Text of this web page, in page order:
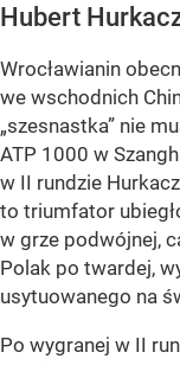
Hubert
Wrocławianin
we wschodnich
„szesnastka” nie
ATP 1000 w
w II rundzie
to triumfator
w grze podwójnej,
Polak po twardej,
usytuowanego na
Po wygranej w II